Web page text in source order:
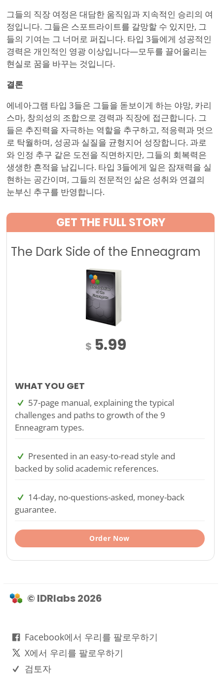
그들의 직장 여정은 대담한 움직임과 지속적인 승리의 여
정입니다. 그들은 스포트라이트를 갈망할 수 있지만, 그
들의 기여는 그 너머로 퍼집니다. 타입 3들에게 성공적인
경력은 개인적인 영광 이상입니다—모두를 끌어올리는
현실로 꿈을 바꾸는 것입니다.
결론
에네아그램 타입 3들은 그들을 돋보이게 하는 야망, 카리
스마, 창의성의 조합으로 경력과 직장에 접근합니다. 그
들은 추진력을 자극하는 역할을 추구하고, 적응력과 멋으
로 탁월하며, 성공과 실질을 균형지어 성장합니다. 과로
와 인정 추구 같은 도전을 직면하지만, 그들의 회복력은
생생한 흔적을 남깁니다. 타입 3들에게 일은 잠재력을 실
현하는 공간이며, 그들의 전문적인 삶은 성취와 연결의
눈부신 추구를 반영합니다.
GET THE FULL STORY
The Dark Side of the Enneagram
$ 5.99
WHAT YOU GET
57-page manual, explaining the typical
challenges and paths to growth of the 9
Enneagram types.
Presented in an easy-to-read style and
backed by solid academic references.
14-day, no-questions-asked, money-back
guarantee.
Order Now
© IDRlabs 2026
Facebook에서 우리를 팔로우하기
X에서 우리를 팔로우하기
검토자